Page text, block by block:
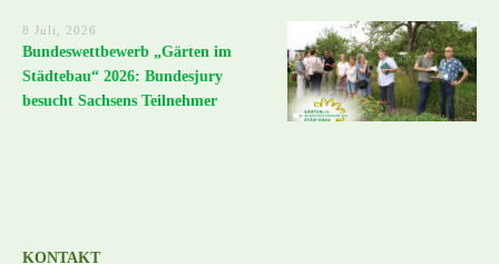
8 Juli, 2026
Bundeswettbewerb „Gärten im
Städtebau“ 2026: Bundesjury
besucht Sachsens Teilnehmer
KONTAKT